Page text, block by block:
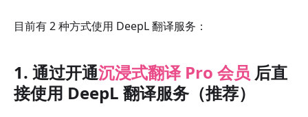
目前有 2 种方式使用 DeepL 翻译服务：
1. 通过开通沉浸式翻译 Pro 会员 后直
接使用 DeepL 翻译服务（推荐）